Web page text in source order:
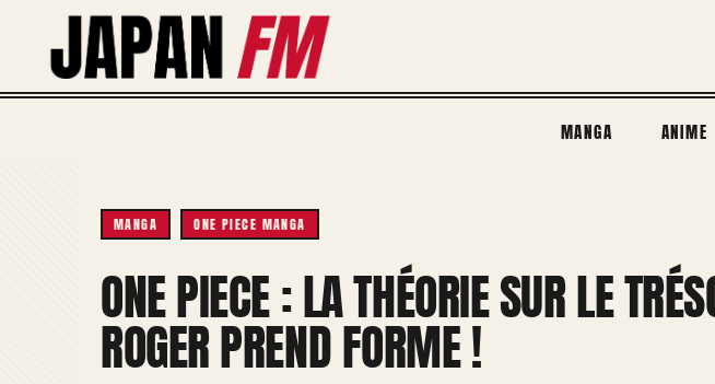
contenu
MANGA ANIME
MANGA ONE PIECE MANGA
ONE PIECE : LA THÉORIE SUR LE
ROGER PREND FORME !